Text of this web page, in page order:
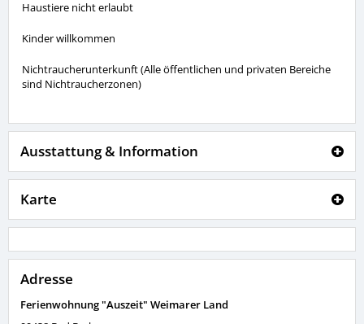
Haustiere nicht erlaubt
Kinder willkommen
Nichtraucherunterkunft (Alle öffentlichen und privaten Bereiche
sind Nichtraucherzonen)
Ausstattung & Information
Karte
Adresse
Ferienwohnung "Auszeit" Weimarer Land